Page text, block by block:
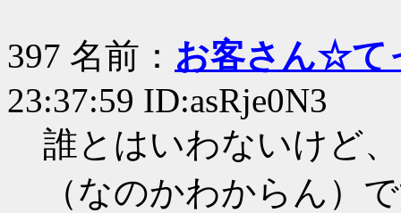
397 名前： お客さん☆て
23:37:59 ID:asRje0N3
誰とはいわないけど
（なのかわからん）